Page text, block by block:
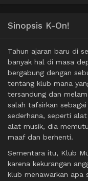
Sinopsis K-On!
Tahun ajaran baru di
banyak hal di masa
bergabung dengan
tentang klub mana
tersandung dan
salah tafsirkan
sederhana, seperti
alat musik, dia
maaf dan berhenti.
Sementara itu, Klub
karena kekurangan
klub menawarkan apa